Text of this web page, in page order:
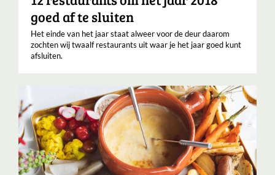
goed af te sluiten
Het einde van het jaar staat alweer voor de deur daarom
zochten wij twaalf restaurants uit waar je het jaar goed kunt
afsluiten.